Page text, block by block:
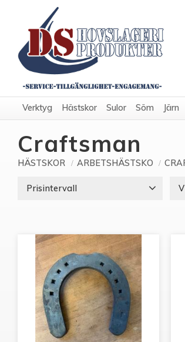
Verktyg Hästskor Sulor Söm Järn
Craftsman
HÄSTSKOR ARBETSHÄSTSKO
Prisintervall